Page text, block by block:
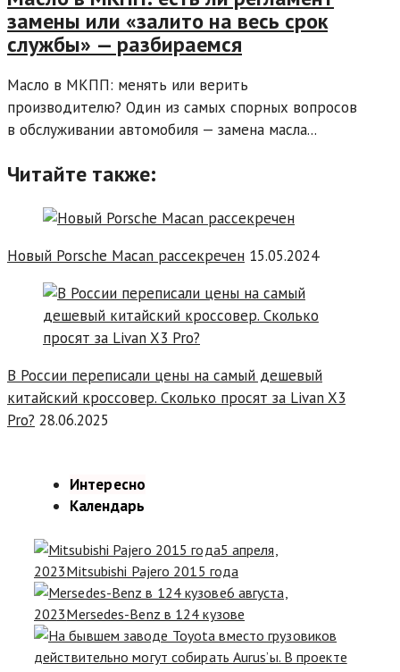
замены или «залито на весь срок
службы» — разбираемся
Масло в МКПП: менять или верить
производителю? Один из самых спорных вопросов
в обслуживании автомобиля — замена масла...
Читайте также:
Новый Porsche Macan рассекречен 15.05.2024
В России переписали цены на самый дешевый
китайский кроссовер. Сколько просят за Livan X3
Pro? 28.06.2025
Интересно
Календарь
5 апреля,
2023Mitsubishi Pajero 2015 года
6 августа,
2023Mersedes-Benz в 124 кузове